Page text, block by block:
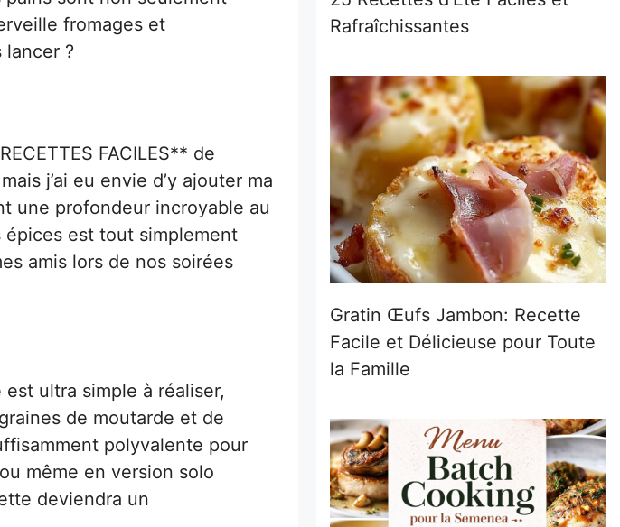
fromages et
?
FACILES** de
j’ai eu envie d’y ajouter ma
une profondeur incroyable au
est tout simplement
amis lors de nos soirées
ultra simple à réaliser,
de moutarde et de
polyvalente pour
même en version solo
deviendra un
Rafraîchissantes
Gratin Œufs Jambon: Recette
Facile et Délicieuse pour Toute
la Famille